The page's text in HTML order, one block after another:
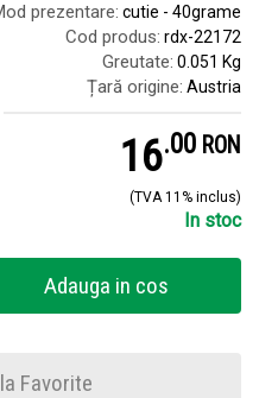
prezentare: cutie - 40grame
Cod produs: rdx-22172
Greutate: 0.051 Kg
Țară origine: Austria
16.0 RON
(TVA 11% inclus)
In stoc
Adauga in cos
Favorite